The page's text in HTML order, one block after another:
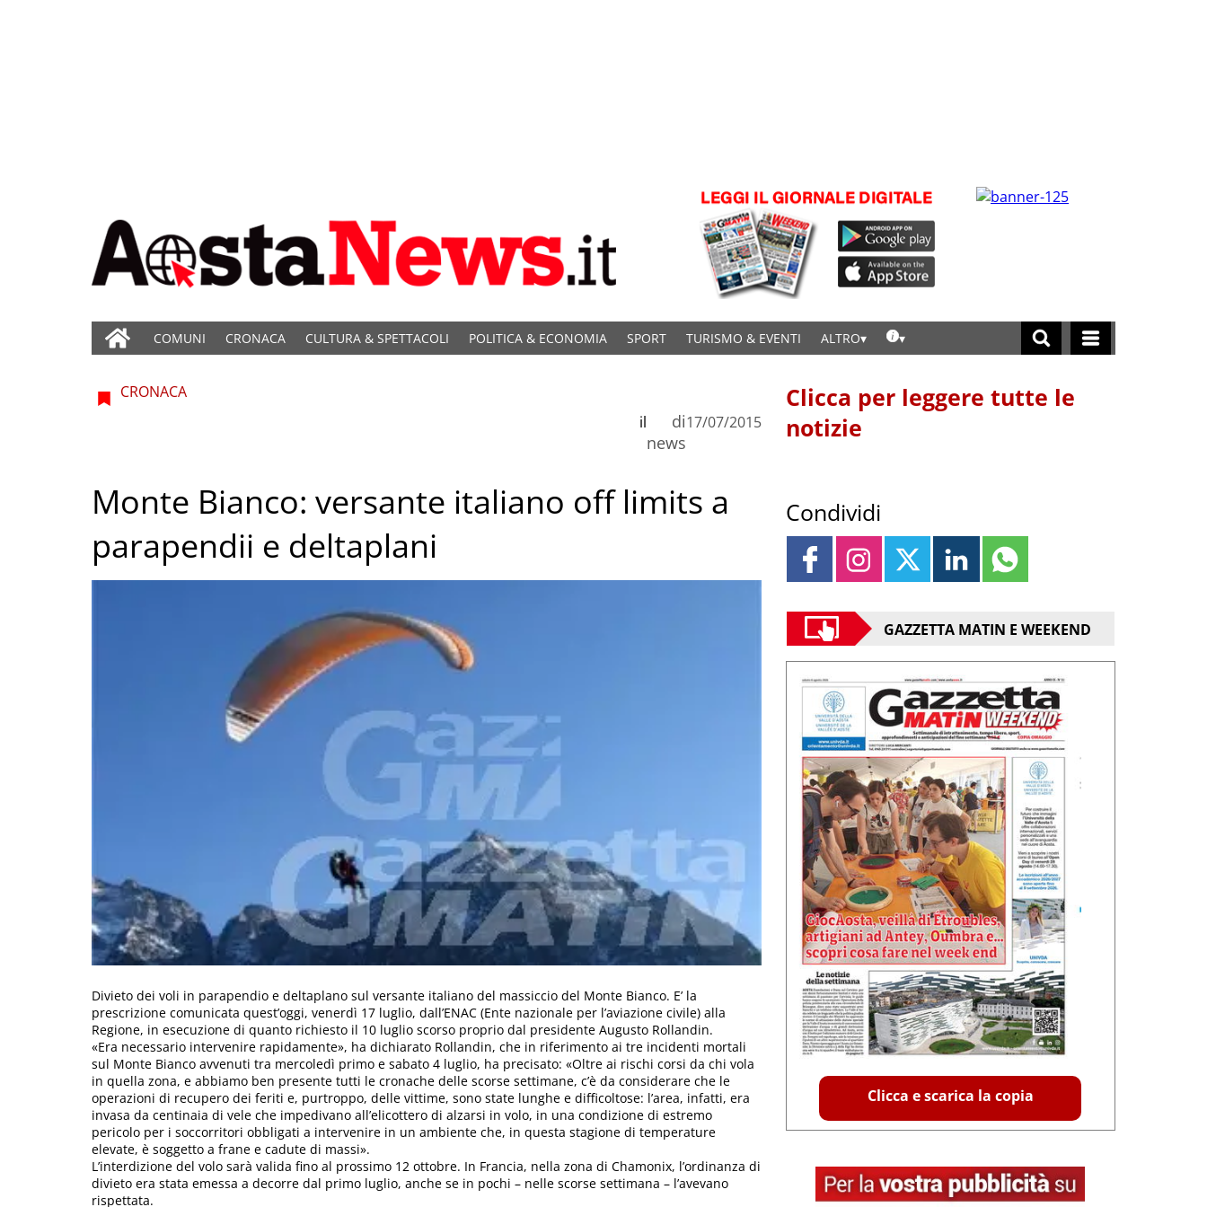
COMUNI CRONACA CULTURA & SPETTACOLI POLITICA & ECONOMIA SPORT TURISMO & EVENTI ALTRO
CRONACA
di
news
il 17/07/2015
Monte Bianco: versante italiano off limits a
parapendii e deltaplani
Divieto dei voli in parapendio e deltaplano sul versante italiano del massiccio del Monte Bianco. E’ la
prescrizione comunicata quest’oggi, venerdì 17 luglio, dall’ENAC (Ente nazionale per l’aviazione civile) alla
Regione, in esecuzione di quanto richiesto il 10 luglio scorso proprio dal presidente Augusto Rollandin.
«Era necessario intervenire rapidamente», ha dichiarato Rollandin, che in riferimento ai tre incidenti mortali
sul Monte Bianco avvenuti tra mercoledì primo e sabato 4 luglio, ha precisato: «Oltre ai rischi corsi da chi vola
in quella zona, e abbiamo ben presente tutti le cronache delle scorse settimane, c’è da considerare che le
operazioni di recupero dei feriti e, purtroppo, delle vittime, sono state lunghe e difficoltose: l’area, infatti, era
invasa da centinaia di vele che impedivano all’elicottero di alzarsi in volo, in una condizione di estremo
pericolo per i soccorritori obbligati a intervenire in un ambiente che, in questa stagione di temperature
elevate, è soggetto a frane e cadute di massi».
L’interdizione del volo sarà valida fino al prossimo 12 ottobre. In Francia, nella zona di Chamonix, l’ordinanza di
divieto era stata emessa a decorre dal primo luglio, anche se in pochi – nelle scorse settimana – l’avevano
rispettata.
Clicca per leggere tutte le
notizie
Condividi
GAZZETTA MATIN E WEEKEND
Clicca e scarica la copia